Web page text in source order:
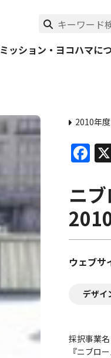
ッション・ヨコハマに
2010年
ニ
ウェブサ
デザイ
採択事業名
『ニブロ